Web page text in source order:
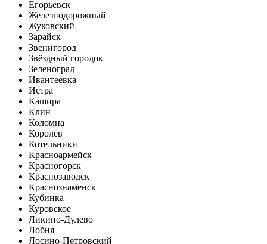
Егорьевск
Железнодорожный
Жуковский
Зарайск
Звенигород
Звёздный городок
Зеленоград
Ивантеевка
Истра
Кашира
Клин
Коломна
Королёв
Котельники
Красноармейск
Красногорск
Краснозаводск
Краснознаменск
Кубинка
Куровское
Ликино-Дулево
Лобня
Лосино-Петровский